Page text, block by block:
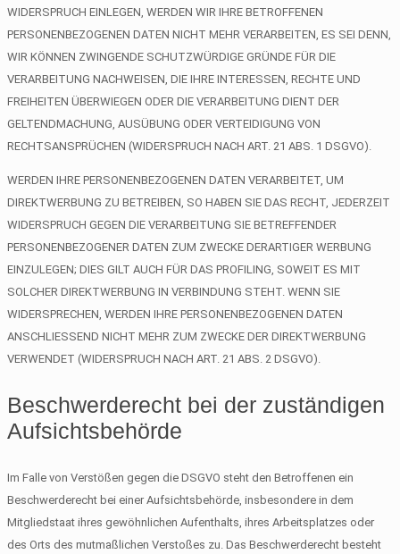
WIDERSPRUCH EINLEGEN, WERDEN WIR IHRE BETROFFENEN
PERSONENBEZOGENEN DATEN NICHT MEHR VERARBEITEN, ES SEI DENN,
WIR KÖNNEN ZWINGENDE SCHUTZWÜRDIGE GRÜNDE FÜR DIE
VERARBEITUNG NACHWEISEN, DIE IHRE INTERESSEN, RECHTE UND
FREIHEITEN ÜBERWIEGEN ODER DIE VERARBEITUNG DIENT DER
GELTENDMACHUNG, AUSÜBUNG ODER VERTEIDIGUNG VON
RECHTSANSPRÜCHEN (WIDERSPRUCH NACH ART. 21 ABS. 1 DSGVO).
WERDEN IHRE PERSONENBEZOGENEN DATEN VERARBEITET, UM
DIREKTWERBUNG ZU BETREIBEN, SO HABEN SIE DAS RECHT, JEDERZEIT
WIDERSPRUCH GEGEN DIE VERARBEITUNG SIE BETREFFENDER
PERSONENBEZOGENER DATEN ZUM ZWECKE DERARTIGER WERBUNG
EINZULEGEN; DIES GILT AUCH FÜR DAS PROFILING, SOWEIT ES MIT
SOLCHER DIREKTWERBUNG IN VERBINDUNG STEHT. WENN SIE
WIDERSPRECHEN, WERDEN IHRE PERSONENBEZOGENEN DATEN
ANSCHLIESSEND NICHT MEHR ZUM ZWECKE DER DIREKTWERBUNG
VERWENDET (WIDERSPRUCH NACH ART. 21 ABS. 2 DSGVO).
Beschwerde­recht bei der zuständigen
Aufsichts­behörde
Im Falle von Verstößen gegen die DSGVO steht den Betroffenen ein
Beschwerderecht bei einer Aufsichtsbehörde, insbesondere in dem
Mitgliedstaat ihres gewöhnlichen Aufenthalts, ihres Arbeitsplatzes oder
des Orts des mutmaßlichen Verstoßes zu. Das Beschwerderecht besteht